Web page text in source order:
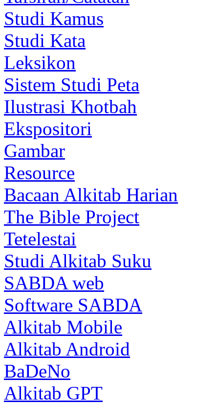
Studi Kamus
Studi Kata
Leksikon
Sistem Studi Peta
Ilustrasi Khotbah
Ekspositori
Gambar
Resource
Bacaan Alkitab Harian
The Bible Project
Tetelestai
Studi Alkitab Suku
SABDA web
Software SABDA
Alkitab Mobile
Alkitab Android
BaDeNo
Alkitab GPT